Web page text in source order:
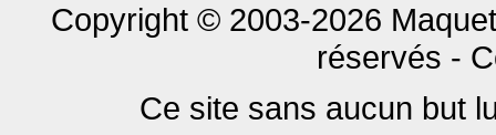
Copyright © 2003-2026
réservés -
Ce site sans aucun but